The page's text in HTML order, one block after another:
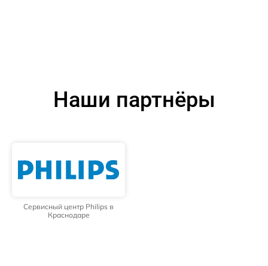
Наши партнёры
Сервисный центр Philips в
Краснодаре